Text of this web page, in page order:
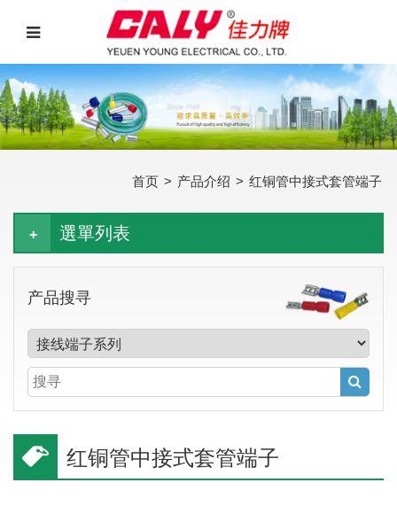
首页 > 产品介绍 > 红铜管中接式套管端子
選單列表
产品搜寻
红铜管中接式套管端子